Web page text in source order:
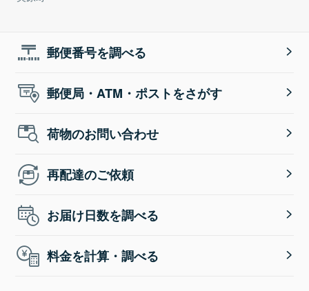
郵便番号を調べる
郵便局・ATM・ポストをさがす
荷物のお問い合わせ
再配達のご依頼
お届け日数を調べる
料金を計算・調べる